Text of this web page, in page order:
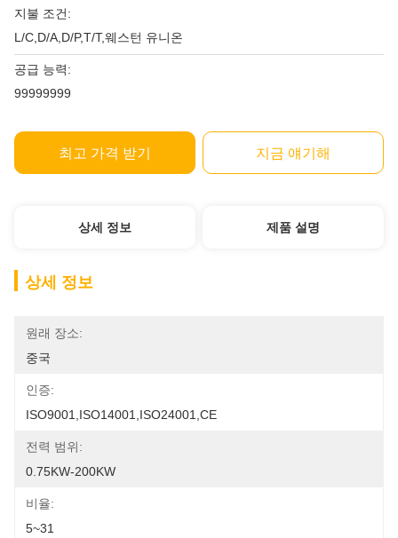
지불 조건:
L/C,D/A,D/P,T/T,웨스턴 유니온
공급 능력:
99999999
최고 가격 받기 지금 얘기해
상세 정보 제품 설명
상세 정보
원래 장소:
중국
인증:
ISO9001,ISO14001,ISO24001,CE
전력 범위:
0.75KW-200KW
비율:
5~31